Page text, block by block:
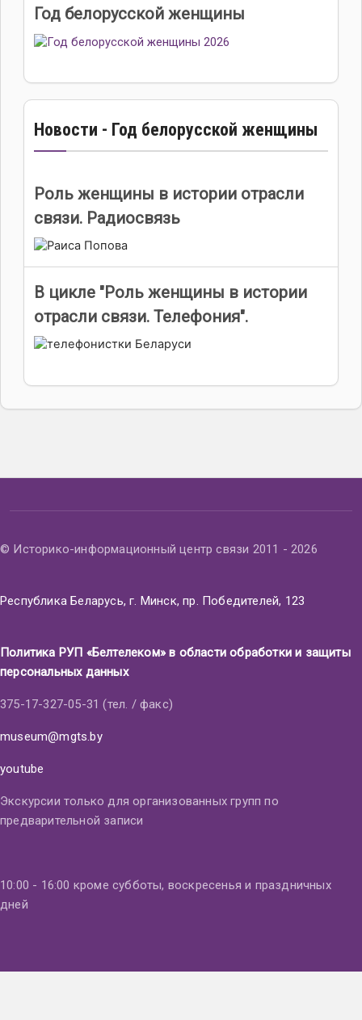
Год белорусской женщины
Новости - Год белорусской женщины
Роль женщины в истории отрасли
связи. Радиосвязь
В цикле "Роль женщины в истории
отрасли связи. Телефония".
© Историко-информационный центр связи 2011 - 2026
Республика Беларусь, г. Минск, пр. Победителей, 123
Политика РУП «Белтелеком» в области обработки и защиты
персональных данных
375-17-327-05-31 (тел. / факс)
museum@mgts.by
youtube
Экскурсии только для организованных групп по
предварительной записи
10:00 - 16:00 кроме субботы, воскресенья и праздничных
дней